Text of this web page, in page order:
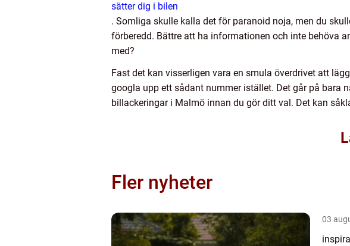
sätter dig i bilen
. Somliga skulle kalla det för paranoid noja, men du
förberedd. Bättre att ha informationen och inte behöva
med?
Fast det kan visserligen vara en smula överdrivet att
googla upp ett sådant nummer istället. Det går på bara
billackeringar i Malmö innan du gör ditt val. Det kan
Fler nyheter
03